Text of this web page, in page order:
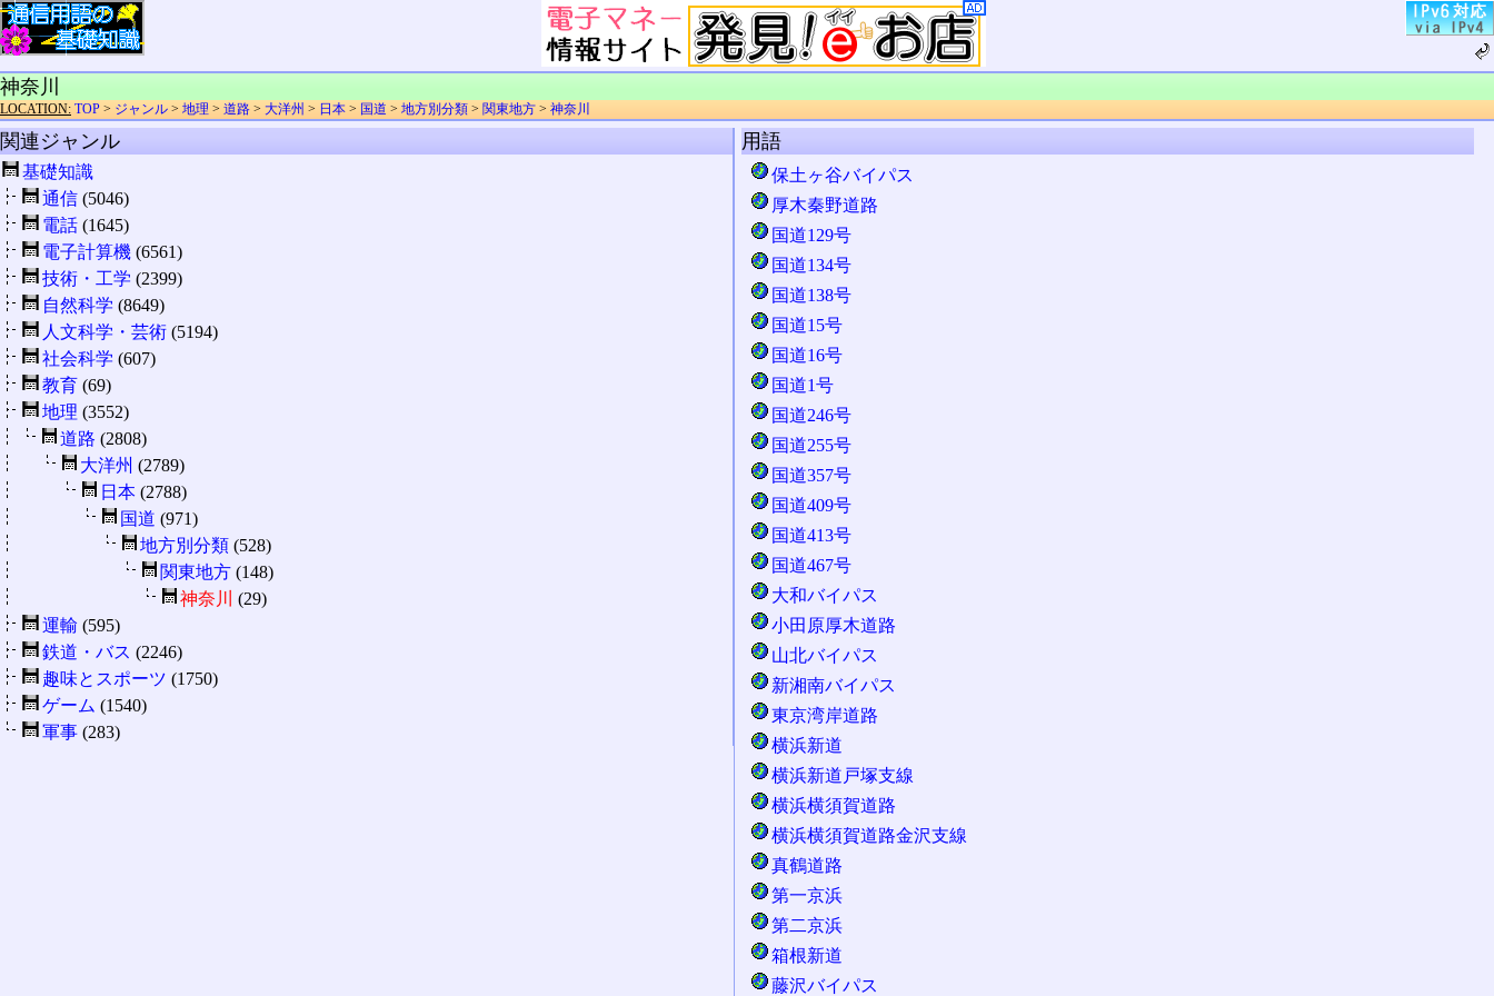
神奈川
LOCATION: TOP > ジャンル > 地理 > 道路 > 大洋州 > 日本 > 国道 > 地方別分類 > 関東地方 > 神奈川
関連ジャンル
基礎知識
通信 (5046)
電話 (1645)
電子計算機 (6561)
技術・工学 (2399)
自然科学 (8649)
人文科学・芸術 (5194)
社会科学 (607)
教育 (69)
地理 (3552)
道路 (2808)
大洋州 (2789)
日本 (2788)
国道 (971)
地方別分類 (528)
関東地方 (148)
神奈川
(29)
運輸 (595)
鉄道・バス (2246)
趣味とスポーツ (1750)
ゲーム (1540)
軍事 (283)
用語
保土ヶ谷バイパス
厚木秦野道路
国道129号
国道134号
国道138号
国道15号
国道16号
国道1号
国道246号
国道255号
国道357号
国道409号
国道413号
国道467号
大和バイパス
小田原厚木道路
山北バイパス
新湘南バイパス
東京湾岸道路
横浜新道
横浜新道戸塚支線
横浜横須賀道路
横浜横須賀道路金沢支線
真鶴道路
第一京浜
第二京浜
箱根新道
藤沢バイパス